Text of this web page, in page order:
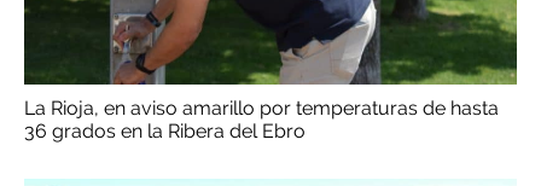
La Rioja, en aviso amarillo por temperaturas de hasta
36 grados en la Ribera del Ebro